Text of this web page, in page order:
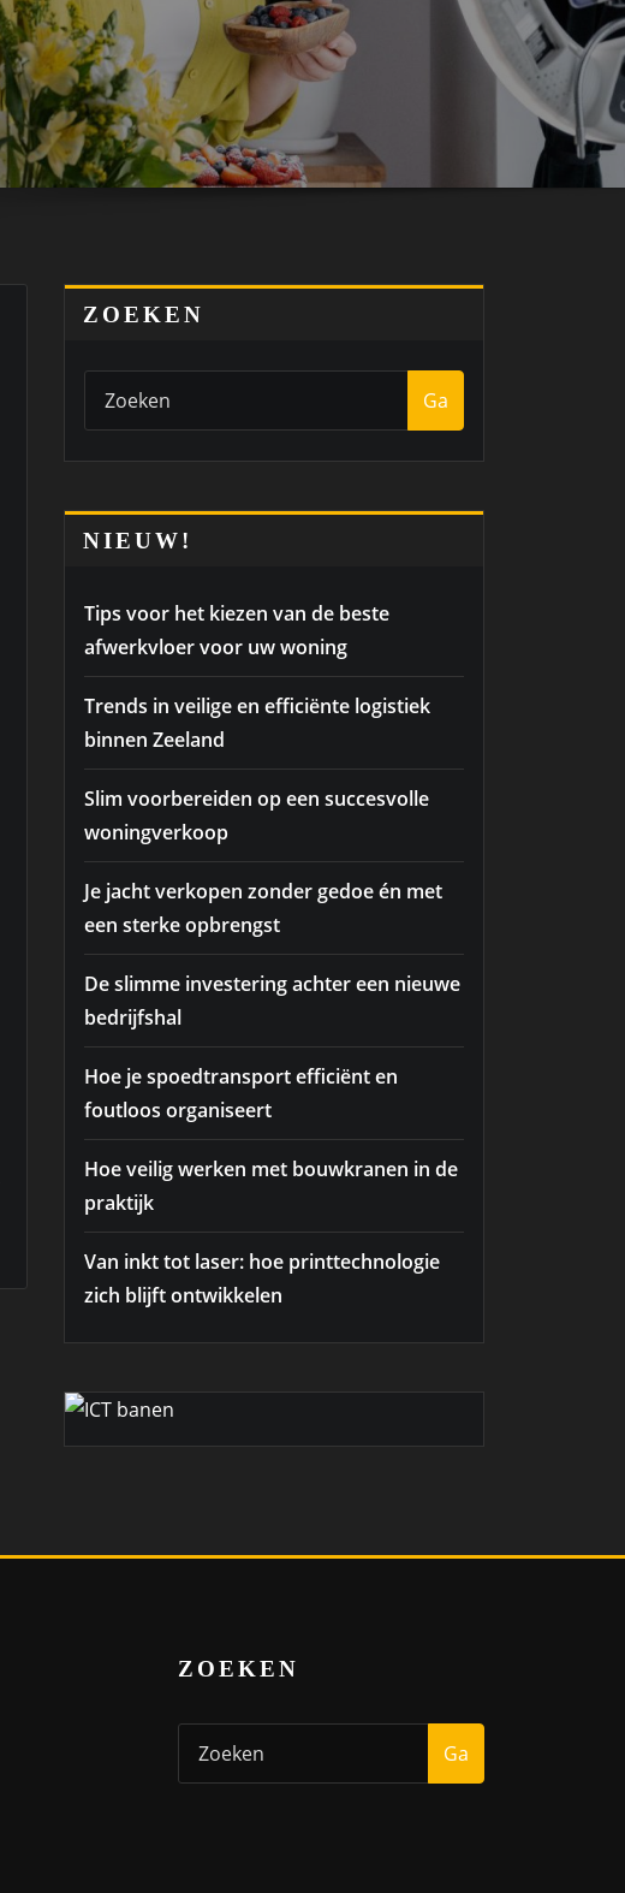
ZOEKEN
Ga
NIEUW!
Tips voor het kiezen van de beste
afwerkvloer voor uw woning
Trends in veilige en efficiënte logistiek
binnen Zeeland
Slim voorbereiden op een succesvolle
woningverkoop
Je jacht verkopen zonder gedoe én met
een sterke opbrengst
De slimme investering achter een nieuwe
bedrijfshal
Hoe je spoedtransport efficiënt en
foutloos organiseert
Hoe veilig werken met bouwkranen in de
praktijk
Van inkt tot laser: hoe printtechnologie
zich blijft ontwikkelen
ZOEKEN
Ga